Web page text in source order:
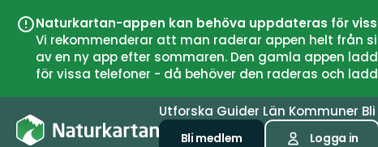
Naturkartan-appen kan behöva uppdateras för
Vi rekommenderar att man raderar appen helt från
av en ny app efter sommaren. Den gamla appen
för vissa telefoner - då behöver den raderas och
Utforska Guider Län Kommuner
Bli medlem Logga in